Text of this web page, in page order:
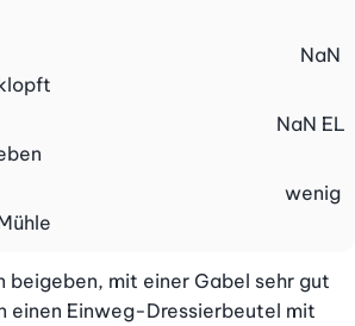
NaN
NaN EL
wenig
beigeben, mit einer Gabel sehr gut
einen Einweg-Dressierbeutel mit